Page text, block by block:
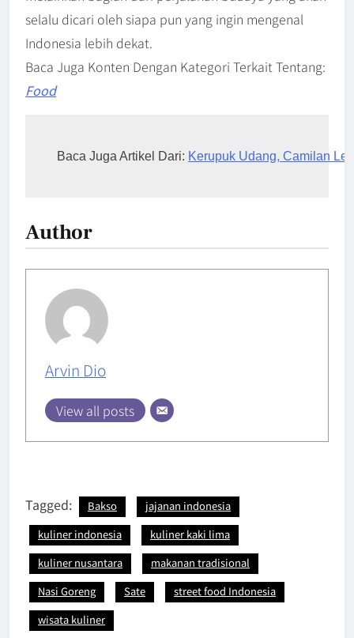
selalu dicari oleh siapa pun yang ingin mengenal
Indonesia lebih dekat.
Baca Juga Konten Dengan Kategori Terkait Tentang:
Food
Baca Juga Artikel Dari: Kerupuk Udang, Camilan
Author
Arvin Dio
View all posts
Tagged: Bakso
jajanan indonesia
kuliner indonesia
kuliner kaki lima
kuliner nusantara
makanan tradisional
Nasi Goreng
Sate
street food Indonesia
wisata kuliner